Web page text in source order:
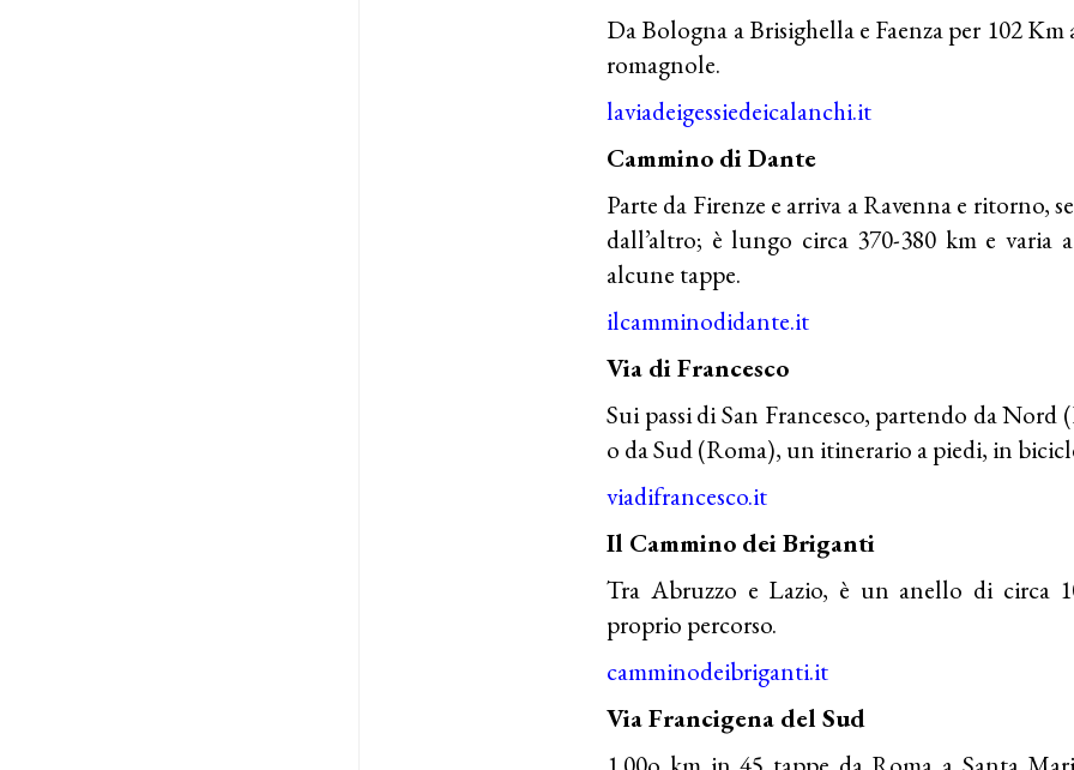
Da Bologna a Brisighella e Faenza per 102
romagnole.
laviadeigessiedeicalanchi.it
Cammino di Dante
Parte da Firenze e arriva a Ravenna e ritorno,
dall’altro; è lungo circa 370-380 km e varia
alcune tappe.
ilcamminodidante.it
Via di Francesco
Sui passi di San Francesco, partendo da
o da Sud (Roma), un itinerario a piedi, in
viadifrancesco.it
Il Cammino dei Briganti
Tra Abruzzo e Lazio, è un anello di circa
proprio percorso.
camminodeibriganti.it
Via Francigena del Sud